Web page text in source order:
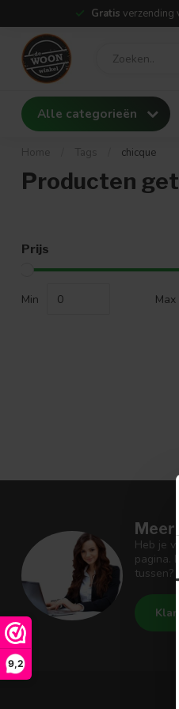
9,2
Gratis verzending
Alle categorieën
Home Tags chicque
Producten
Prijs
Min Max
Meer
Heb je
pagina.
tussen?